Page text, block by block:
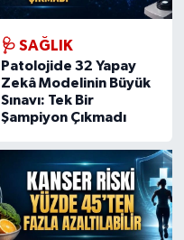
🩺 SAĞLIK
Patolojide 32 Yapay
Zekâ Modelinin Büyük
Sınavı: Tek Bir
Şampiyon Çıkmadı